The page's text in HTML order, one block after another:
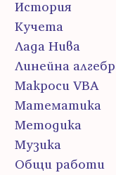
История
Кучета
Лада Нива
Линейна
Макроси VBA
Математика
Методика
Музика
Общи работи